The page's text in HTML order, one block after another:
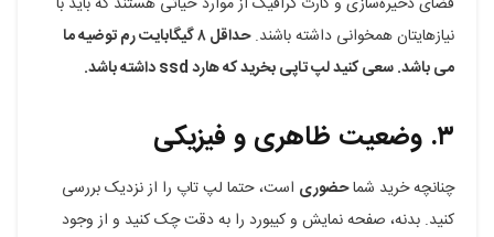
نیازهایتان همخوانی داشته باشند.
حداقل ۸ گیگابایت رم توضیه ما
می باشد. سعی کنید لپ تاپی بخرید که هارد ssd داشته باشد.
۳. وضعیت ظاهری و فیزیکی
چنانچه خرید شماحضوری است، حتما لپ تاپ را از نزدیک بررسی
کنید. بدنه، صفحه نمایش و کیبورد را به دقت چک کنید و از وجود